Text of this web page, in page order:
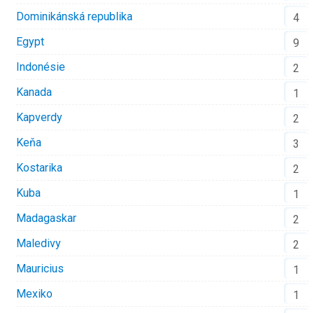
Dominikánská republika
4
Egypt
9
Indonésie
2
Kanada
1
Kapverdy
2
Keňa
3
Kostarika
2
Kuba
1
Madagaskar
2
Maledivy
2
Mauricius
1
Mexiko
1